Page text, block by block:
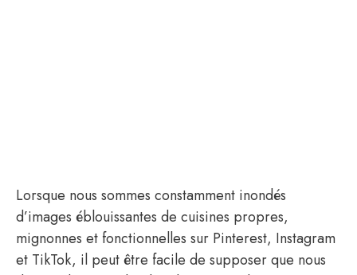
Lorsque nous sommes constamment inondés
d’images éblouissantes de cuisines propres,
mignonnes et fonctionnelles sur Pinterest, Instagram
et TikTok, il peut être facile de supposer que nous